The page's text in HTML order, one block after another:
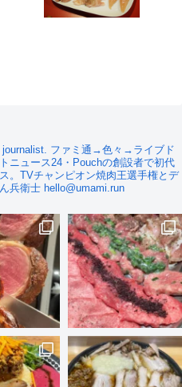
journalist. ファミ通→色々→ライブド
ニュース24・Pouchの創設者で初代
。TVチャンピオン焼肉王選手権とデ
兵衛士 hello@umami.run